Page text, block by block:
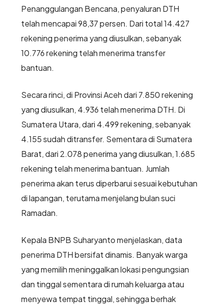
Penanggulangan Bencana, penyaluran DTH
telah mencapai 98,37 persen. Dari total 14.427
rekening penerima yang diusulkan, sebanyak
10.776 rekening telah menerima transfer
bantuan.
Secara rinci, di Provinsi Aceh dari 7.850 rekening
yang diusulkan, 4.936 telah menerima DTH. Di
Sumatera Utara, dari 4.499 rekening, sebanyak
4.155 sudah ditransfer. Sementara di Sumatera
Barat, dari 2.078 penerima yang diusulkan, 1.685
rekening telah menerima bantuan. Jumlah
penerima akan terus diperbarui sesuai kebutuhan
di lapangan, terutama menjelang bulan suci
Ramadan.
Kepala BNPB Suharyanto menjelaskan, data
penerima DTH bersifat dinamis. Banyak warga
yang memilih meninggalkan lokasi pengungsian
dan tinggal sementara di rumah keluarga atau
menyewa tempat tinggal, sehingga berhak